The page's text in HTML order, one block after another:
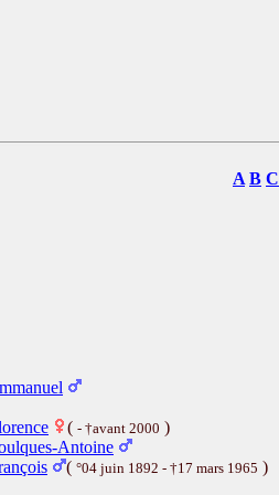
A B C
( - †avant 2000 )
Antoine
( °04 juin 1892 - †17 mars 1965 )